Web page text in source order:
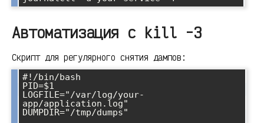
Автоматизация с kill -3
Скрипт для регулярного снятия дампов:
#!/bin/bash
PID=$1
LOGFILE="/var/log/your-
app/application.log"
DUMPDIR="/tmp/dumps"